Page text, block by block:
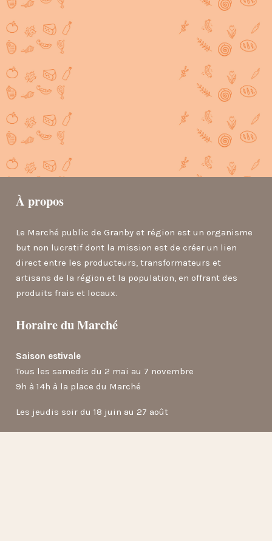
À propos
Le Marché public de Granby et région est un organisme
but non lucratif dont la mission est de créer un lien
direct entre les producteurs, transformateurs et
artisans de la région et la population, en offrant des
produits frais et locaux.
Horaire du Marché
Saison estivale
Tous les samedis du 2 mai au 7 novembre
9h à 14h à la place du Marché
Les jeudis soir du 18 juin au 27 août